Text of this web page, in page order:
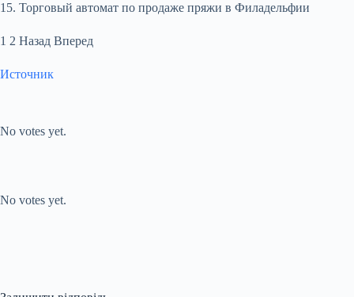
15. Торговый автомат по продаже пряжи в Филадельфии
1 2 Назад Вперед
Источник
No votes yet.
No votes yet.